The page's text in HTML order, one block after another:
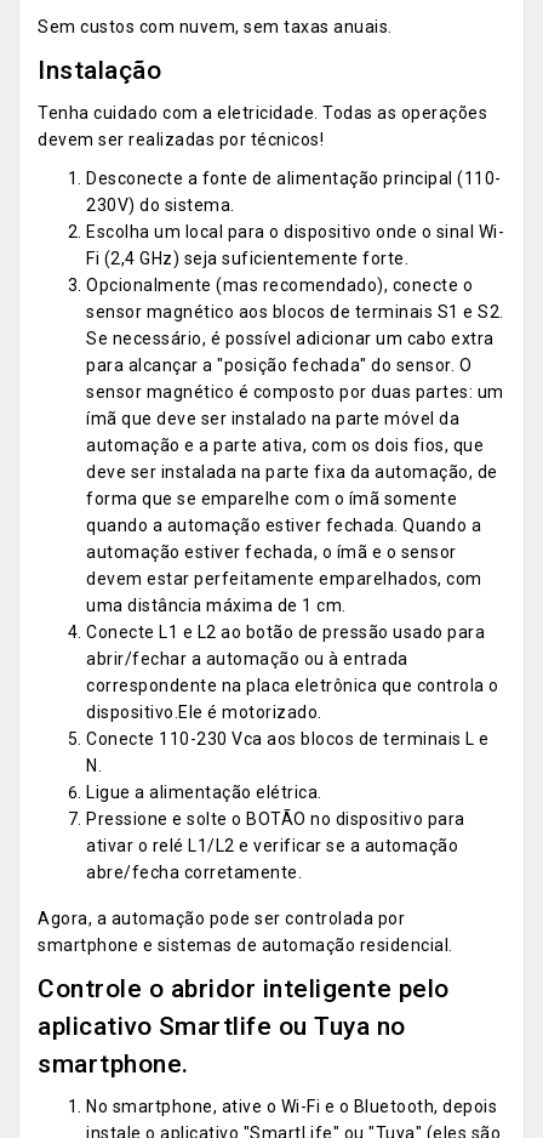
Sem custos com nuvem, sem taxas anuais.
Instalação
Tenha cuidado com a eletricidade. Todas as operações
devem ser realizadas por técnicos!
Desconecte a fonte de alimentação principal (110-
230V) do sistema.
Escolha um local para o dispositivo onde o sinal Wi-
Fi (2,4 GHz) seja suficientemente forte.
Opcionalmente (mas recomendado), conecte o
sensor magnético aos blocos de terminais S1 e S2.
Se necessário, é possível adicionar um cabo extra
para alcançar a "posição fechada" do sensor. O
sensor magnético é composto por duas partes: um
ímã que deve ser instalado na parte móvel da
automação e a parte ativa, com os dois fios, que
deve ser instalada na parte fixa da automação, de
forma que se emparelhe com o ímã somente
quando a automação estiver fechada. Quando a
automação estiver fechada, o ímã e o sensor
devem estar perfeitamente emparelhados, com
uma distância máxima de 1 cm.
Conecte L1 e L2 ao botão de pressão usado para
abrir/fechar a automação ou à entrada
correspondente na placa eletrônica que controla o
dispositivo.Ele é motorizado.
Conecte 110-230 Vca aos blocos de terminais L e
N.
Ligue a alimentação elétrica.
Pressione e solte o BOTÃO no dispositivo para
ativar o relé L1/L2 e verificar se a automação
abre/fecha corretamente.
Agora, a automação pode ser controlada por
smartphone e sistemas de automação residencial.
Controle o abridor inteligente pelo
aplicativo Smartlife ou Tuya no
smartphone.
No smartphone, ative o Wi-Fi e o Bluetooth, depois
instale o aplicativo "SmartLife" ou "Tuya" (eles são